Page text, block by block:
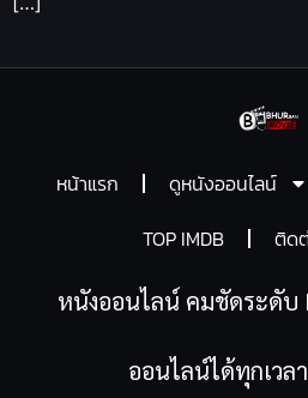
หน้าแรก ดูหนังออนไลน์
TOP IMDB
ติด
หนังออนไลน์ คมชัดระดับ
ออนไลน์ได้ทุกเวล